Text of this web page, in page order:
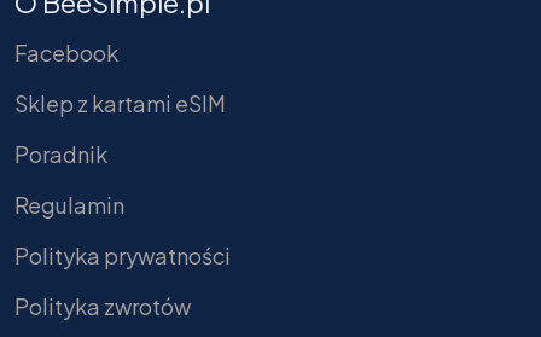
Facebook
Sklep z kartami eSIM
Poradnik
Regulamin
Polityka prywatności
Polityka zwrotów